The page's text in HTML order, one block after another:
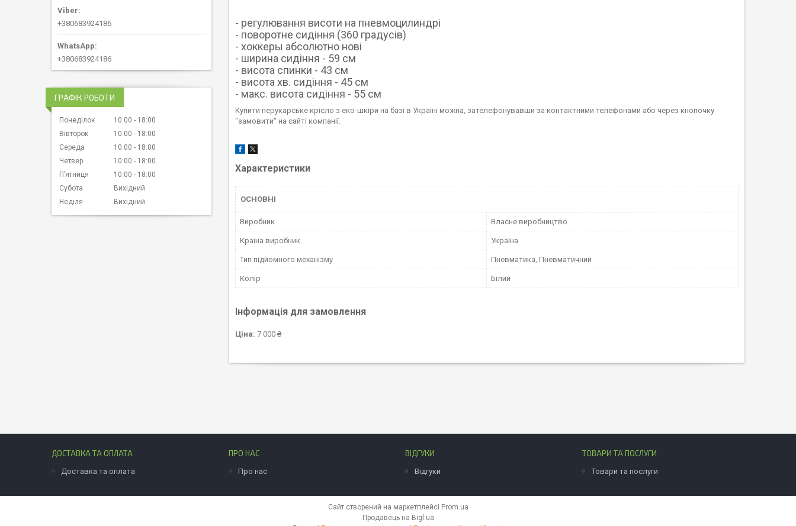
- регулювання висоти на пневмоцилиндрі
- поворотне сидіння (360 градусів)
- хоккеры абсолютно нові
- ширина сидіння - 59 см
- висота спинки - 43 см
- висота хв. сидіння - 45 см
- макс. висота сидіння - 55 см
Купити перукарське крісло з еко-шкіри на базі в Україні можна, зателефонувавши за контактними телефонами або через кнопочку
"замовити" на сайті компанії.
Характеристики
ОСНОВНІ
Виробник Власне виробництво
Країна виробник Україна
Тип підйомного механізму Пневматика, Пневматичний
Колір Білий
Інформація для замовлення
Ціна: 7 000 ₴
+380683924186
+380683924186
ГРАФІК РОБОТИ
Понеділок 10:00
18:00
Вівторок
10:00
18:00
Середа
10:00
18:00
Четвер
10:00
18:00
Пʼятниця
10:00
18:00
Субота
Вихідний
Неділя
Вихідний
ДОСТАВКА ТА ОПЛАТА
Доставка та оплата
ПРО НАС
Про нас
ВІДГУКИ
Відгуки
ТОВАРИ ТА ПОСЛУГИ
Товари та послуги
Сайт створений на маркетплейсі Prom.ua
Продавець на Bigl.ua